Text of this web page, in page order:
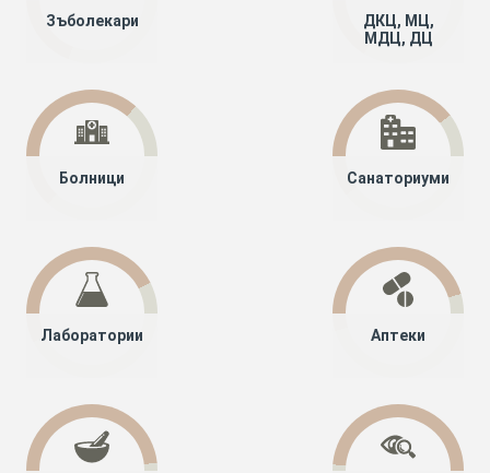
Зъболекари
ДКЦ, МЦ,
МДЦ, ДЦ
Болници Санаториуми
Лаборатории Аптеки